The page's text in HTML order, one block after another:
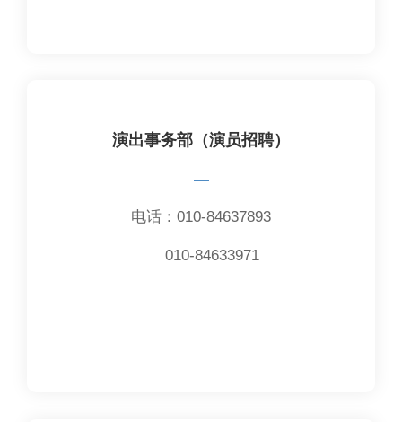
演出事务部（演员招聘）
—
电话：010-84637893
010-84633971